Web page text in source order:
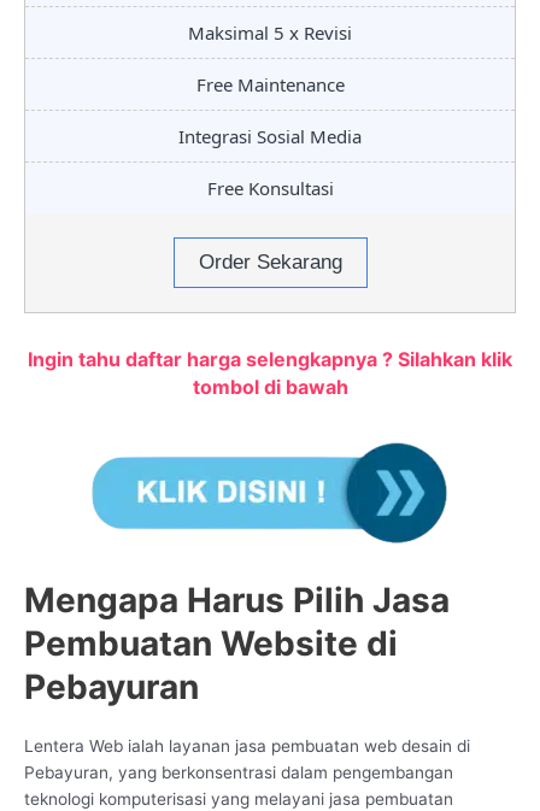
Maksimal 5 x Revisi
Free Maintenance
Integrasi Sosial Media
Free Konsultasi
Order Sekarang
Ingin tahu daftar harga selengkapnya ? Silahkan klik
tombol di bawah
Mengapa Harus Pilih Jasa
Pembuatan Website di
Pebayuran
Lentera Web ialah layanan jasa pembuatan web desain di
Pebayuran, yang berkonsentrasi dalam pengembangan
teknologi komputerisasi yang melayani jasa pembuatan